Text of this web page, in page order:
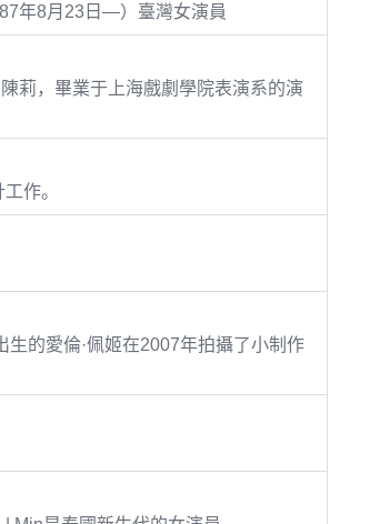
年8月23日—）臺灣女演員
莉，畢業于上海戲劇學院表演系的演
作。
的愛倫·佩姬在2007年拍攝了小制作